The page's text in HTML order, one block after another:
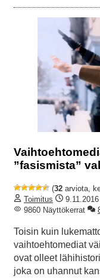
”fasismista”
(32 arviota,
Toimitus
9.11.2016
9860 Näyttökerrat
Toisin kuin
vaihtoehtomediat
ovat olleet
joka on uhannut